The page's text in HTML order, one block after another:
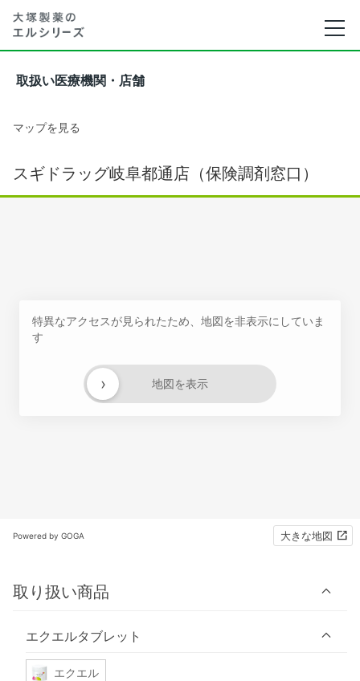
取扱い医療機関・店舗
マップを見る
スギドラッグ岐阜都通店（保険調剤窓口）
特異なアクセスが見られたため、地図を非表示にしていま
す
地図を表示
›
Powered by GOGA 大きな地図
取り扱い商品
エクエルタブレット
エクエル